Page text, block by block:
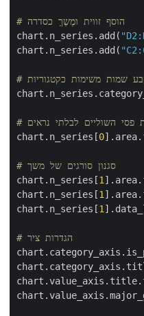
# הוסף זווית ומֶשֶךַ כסדרה
chart.n_series.add(
chart.n_series.add(
קבע שמות משימות כקטגוריות
פסי השוליים לבלתי נראים
chart.n_series[0
# סגנון סורגים של משך
chart.n_series[1
chart.n_series[1
chart.n_series[1
# הגדרות ציר